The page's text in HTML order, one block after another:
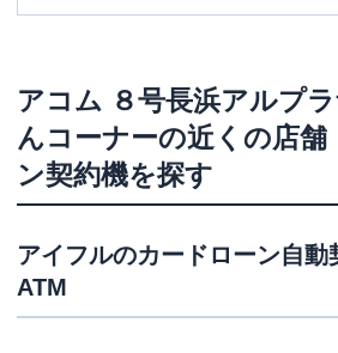
アコム ８号長浜アルプ
んコーナーの近くの店舗
ン契約機を探す
アイフルのカードローン自動
ATM